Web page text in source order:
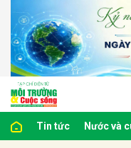
Tin tức Nước và
luận